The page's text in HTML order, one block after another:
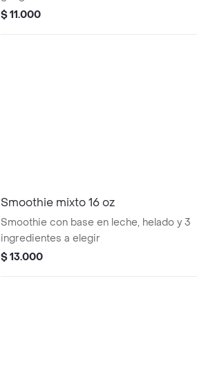
$ 11.000
Smoothie mixto 16 oz
Smoothie con base en leche, helado y 3
ingredientes a elegir
$ 13.000